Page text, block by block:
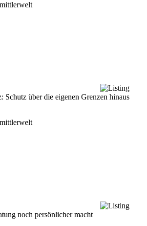
Schutz über die eigenen Grenzen hinaus
noch persönlicher macht